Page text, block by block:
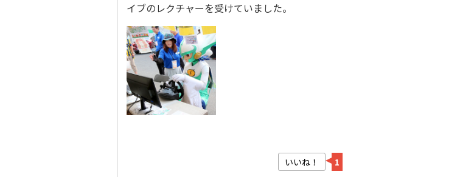
イブのレクチャーを受けていました。
いいね！ 1